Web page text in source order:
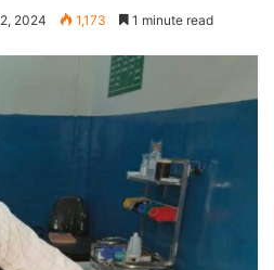
2024 1,173 1 minute read